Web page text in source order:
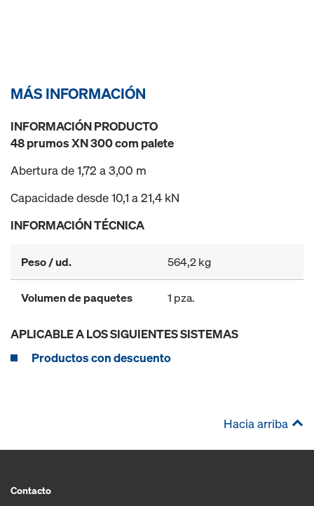
MÁS INFORMACIÓN
INFORMACIÓN PRODUCTO
48 prumos XN 300 com palete
Abertura de 1,72 a 3,00 m
Capacidade desde 10,1 a 21,4 kN
INFORMACIÓN TÉCNICA
Peso / ud. 564,2 kg
Volumen de paquetes 1 pza.
APLICABLE A LOS SIGUIENTES SISTEMAS
Productos con descuento
Hacia arriba
Contacto